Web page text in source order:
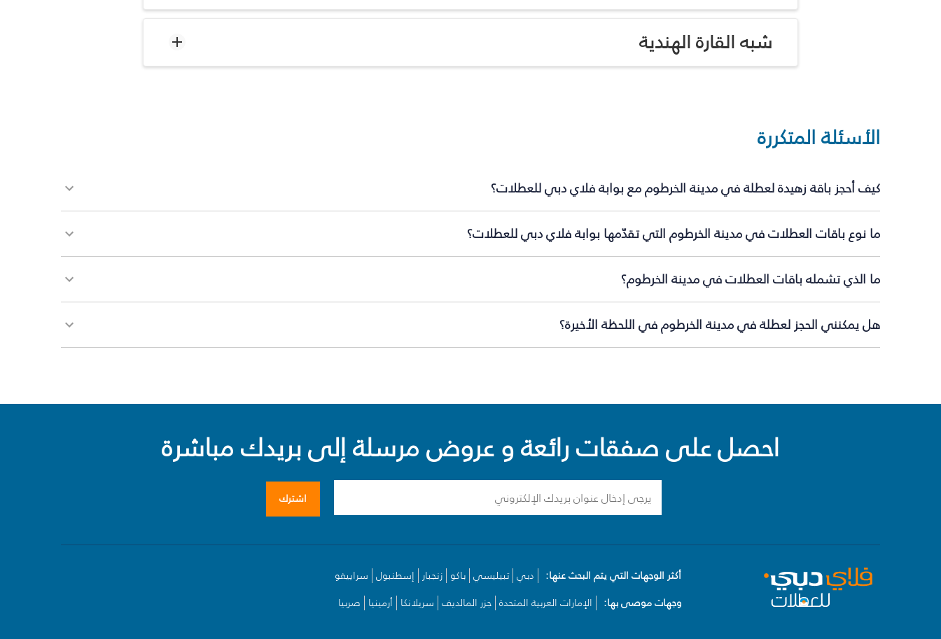
شبه القارة الهندية
الأسئلة المتكررة
كيف أحجز باقة زهيدة لعطلة في مدينة الخرطوم مع بوابة فلاي دبي للعطلات؟
ما نوع باقات العطلات في مدينة الخرطوم التي تقدّمها بوابة فلاي دبي للعطلات؟
ما الذي تشمله باقات العطلات في مدينة الخرطوم؟
هل يمكنني الحجز لعطلة في مدينة الخرطوم في اللحظة الأخيرة؟
احصل على صفقات رائعة و عروض مرسلة إلى بريدك مباشرة
اشترك
أكثر الوجهات التي يتم البحث عنها: دبي تبيليسي باكو زنجبار إسطنبول سراييفو
وجهات موصى بها:
الإمارات العربية المتحدة جزر المالديف سريلانكا أرمينيا صربيا